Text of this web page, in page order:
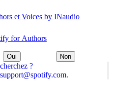
?
et Voices by INaudio
for Authors
Oui Non